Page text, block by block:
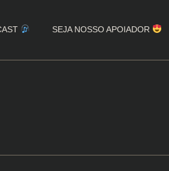
SEJA NOSSO APOIADOR